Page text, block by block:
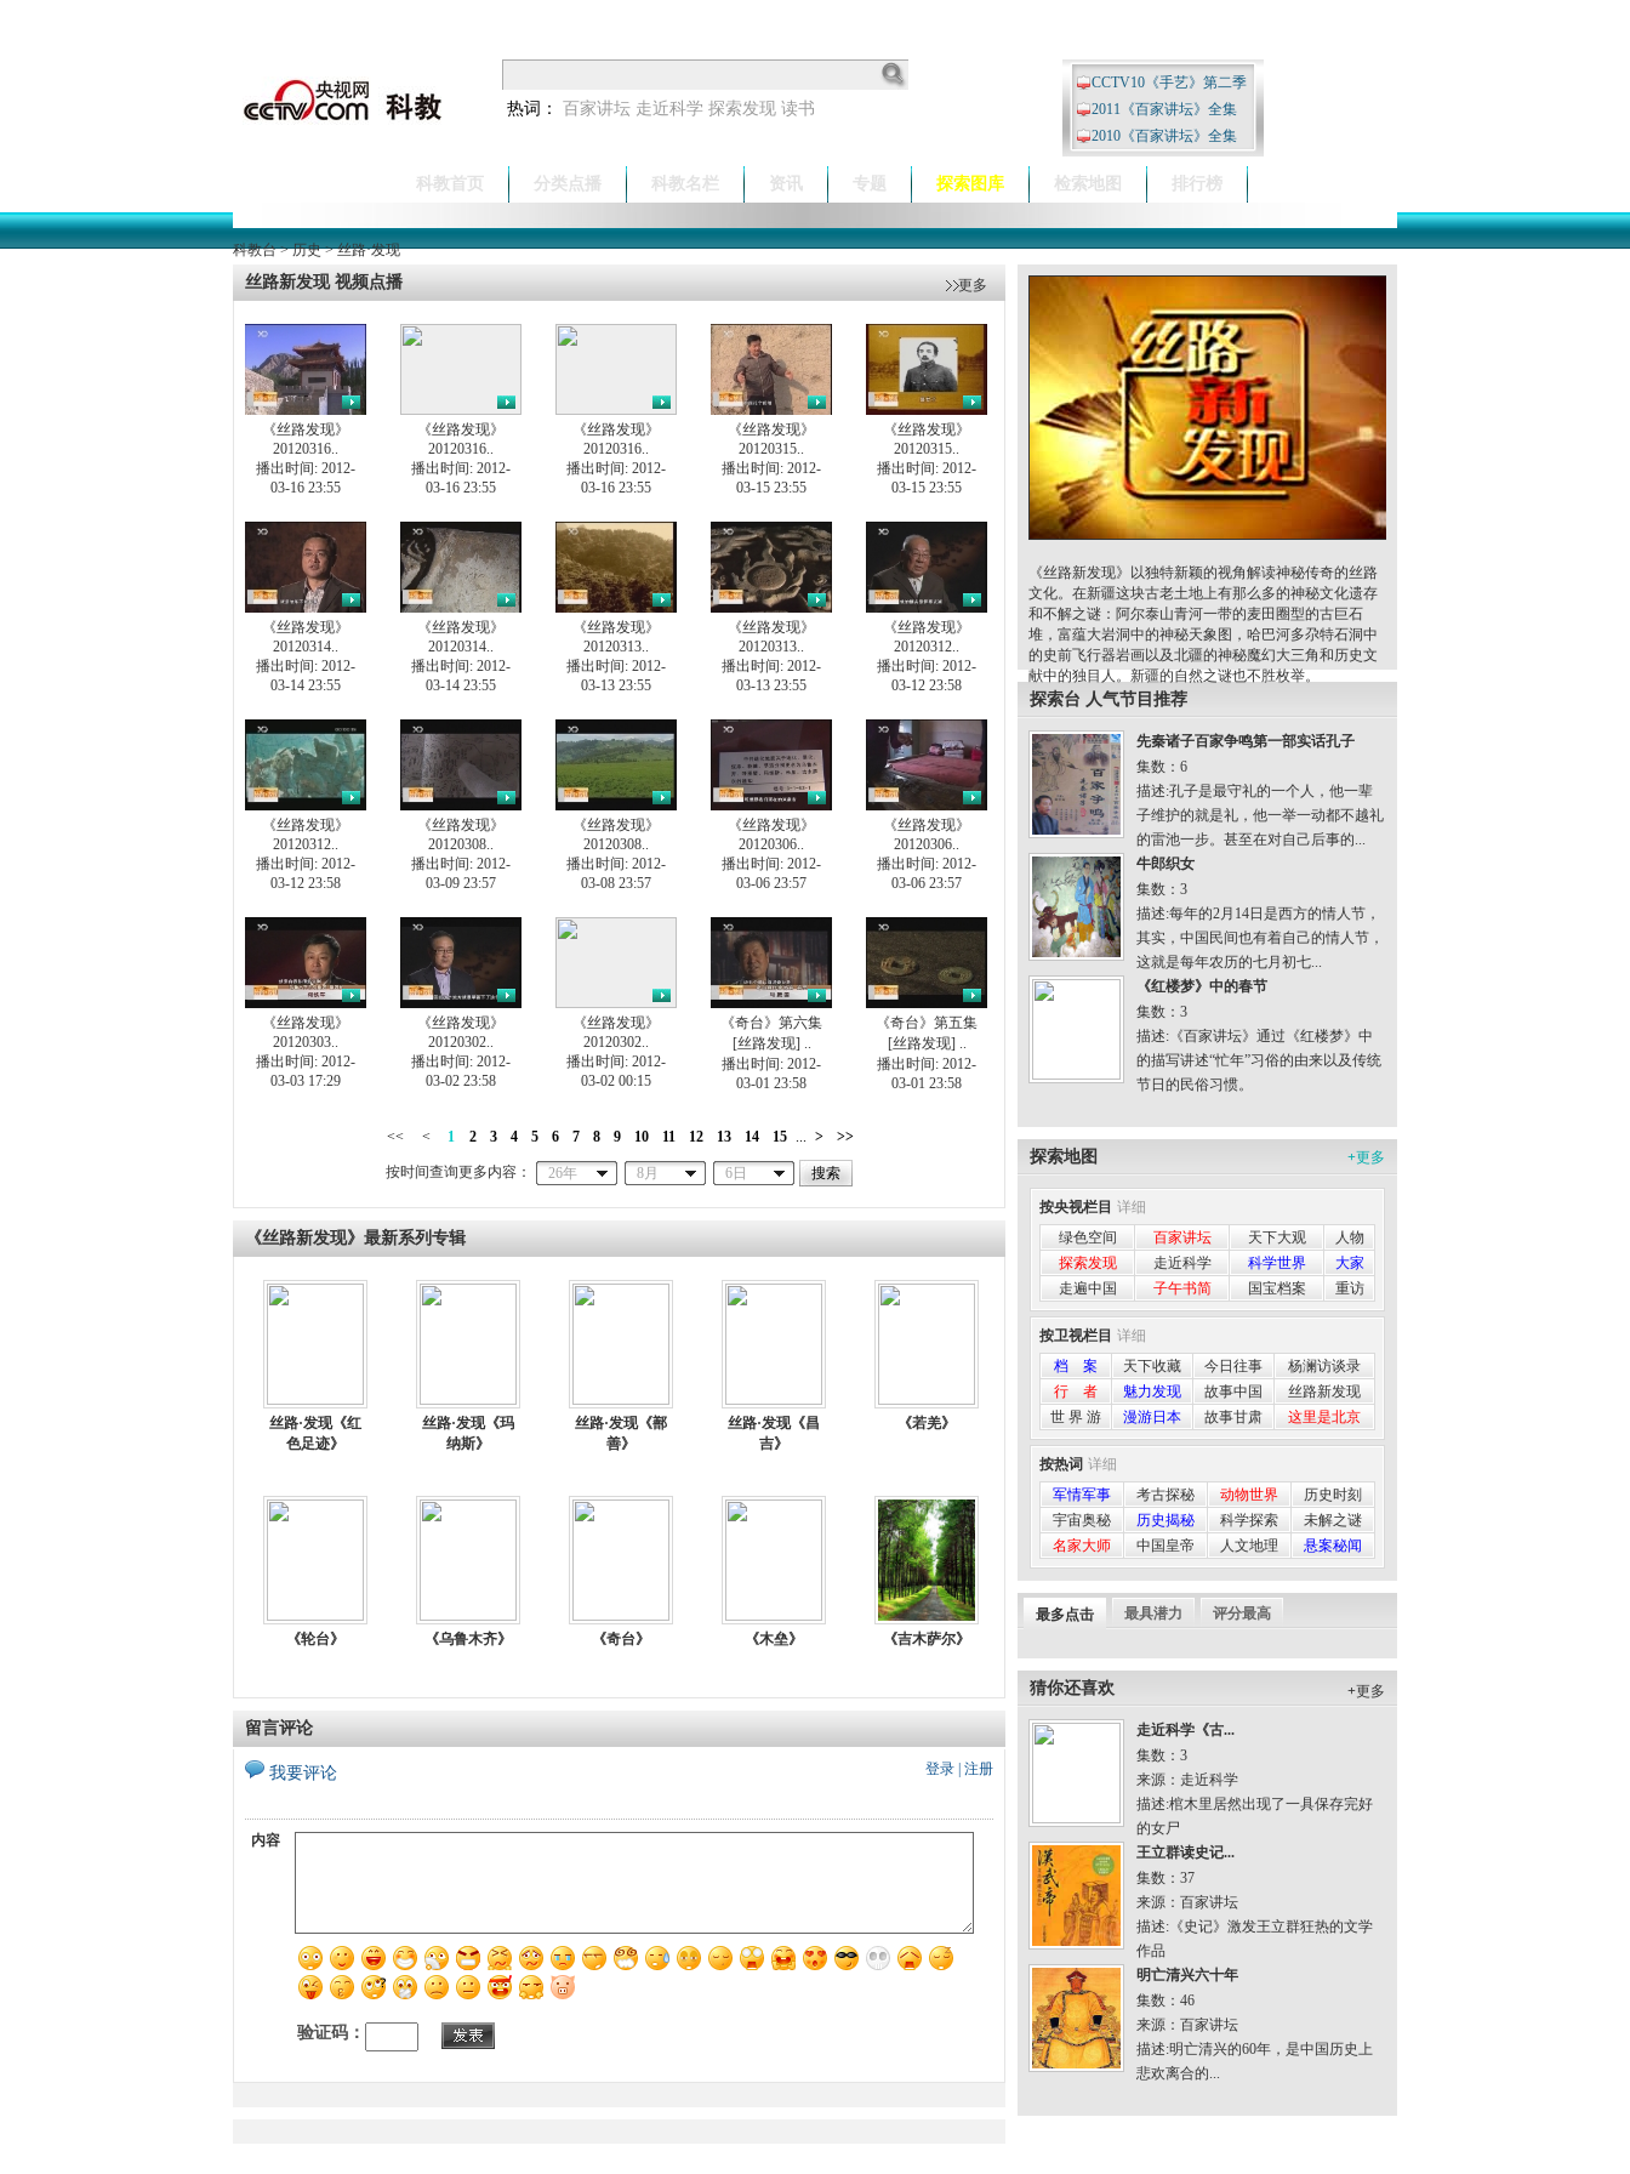
CCTV10《手艺》第二季
2011《百家讲坛》全集
2010《百家讲坛》全集
热词： 百家讲坛 走近科学 探索发现 读书
科教首页 分类点播 科教名栏 资讯 专题 探索图库 检索地图 排行榜
科教台>历史>丝路·发现
丝路新发现 视频点播 更多
《丝路发现》
20120316..
播出时间: 2012-
03-16 23:55
《丝路发现》
20120316..
播出时间: 2012-
03-16 23:55
《丝路发现》
20120316..
播出时间: 2012-
03-16 23:55
《丝路发现》
20120315..
播出时间: 2012-
03-15 23:55
《丝路发现》
20120315..
播出时间: 2012-
03-15 23:55
《丝路发现》
20120314..
播出时间: 2012-
03-14 23:55
《丝路发现》
20120314..
播出时间: 2012-
03-14 23:55
《丝路发现》
20120313..
播出时间: 2012-
03-13 23:55
《丝路发现》
20120313..
播出时间: 2012-
03-13 23:55
《丝路发现》
20120312..
播出时间: 2012-
03-12 23:58
《丝路发现》
20120312..
播出时间: 2012-
03-12 23:58
《丝路发现》
20120308..
播出时间: 2012-
03-09 23:57
《丝路发现》
20120308..
播出时间: 2012-
03-08 23:57
《丝路发现》
20120306..
播出时间: 2012-
03-06 23:57
《丝路发现》
20120306..
播出时间: 2012-
03-06 23:57
《丝路发现》
20120303..
播出时间: 2012-
03-03 17:29
《丝路发现》
20120302..
播出时间: 2012-
03-02 23:58
《丝路发现》
20120302..
播出时间: 2012-
03-02 00:15
《奇台》第六集
[丝路发现] ..
播出时间: 2012-
03-01 23:58
《奇台》第五集
[丝路发现] ..
播出时间: 2012-
03-01 23:58
<< < 1 2 3 4 5 6 7 8 9 10 11 12 13 14 15 ... > >>
按时间查询更多内容： 26年 8月 6日
《丝路新发现》最新系列专辑
丝路·发现《红
色足迹》
丝路·发现《玛
纳斯》
丝路·发现《鄯
善》
丝路·发现《昌
吉》
《若羌》
《轮台》 《乌鲁木齐》 《奇台》 《木垒》 《吉木萨尔》
留言评论
登录 注册
我要评论
内容
验证码：
《丝路新发现》以独特新颖的视角解读神秘传奇的丝路
文化。在新疆这块古老土地上有那么多的神秘文化遗存
和不解之谜：阿尔泰山青河一带的麦田圈型的古巨石
堆，富蕴大岩洞中的神秘天象图，哈巴河多尕特石洞中
的史前飞行器岩画以及北疆的神秘魔幻大三角和历史文
献中的独目人。新疆的自然之谜也不胜枚举。
探索台 人气节目推荐
先秦诸子百家争鸣第一部实话孔子
集数：6
描述:孔子是最守礼的一个人，他一辈
子维护的就是礼，他一举一动都不越礼
的雷池一步。甚至在对自己后事的...
牛郎织女
集数：3
描述:每年的2月14日是西方的情人节，
其实，中国民间也有着自己的情人节，
这就是每年农历的七月初七...
《红楼梦》中的春节
集数：3
描述:《百家讲坛》通过《红楼梦》中
的描写讲述“忙年”习俗的由来以及传统
节日的民俗习惯。
探索地图 +更多
按央视栏目 详细
绿色空间
百家讲坛 天下大观
人物
探索发现
走近科学 科学世界
大家
走遍中国
子午书简 国宝档案 重访
按卫视栏目 详细
档 案
天下收藏 今日往事
杨澜访谈录
行 者
魅力发现 故事中国
丝路新发现
世 界 游
漫游日本 故事甘肃 这里是北京
按热词 详细
军情军事
考古探秘 动物世界
历史时刻
宇宙奥秘
历史揭秘 科学探索
未解之谜
名家大师
中国皇帝 人文地理 悬案秘闻
最多点击 最具潜力 评分最高
猜你还喜欢 +更多
走近科学《古...
集数：3
来源：走近科学
描述:棺木里居然出现了一具保存完好
的女尸
王立群读史记...
集数：37
来源：百家讲坛
描述: 《史记》激发王立群狂热的文学
作品
明亡清兴六十年
集数：46
来源：百家讲坛
描述:明亡清兴的60年，是中国历史上
悲欢离合的...